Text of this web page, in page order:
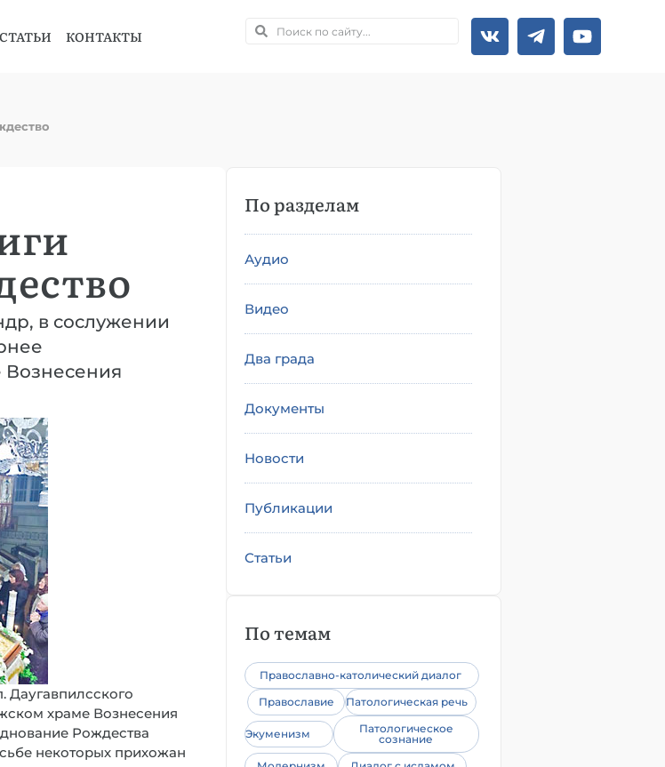
СТАТЬИ КОНТАКТЫ
в сослужении
Вознесения
Даугавпилсского
храме Вознесения
Рождества
некоторых прихожан
По разделам
Аудио
Видео
Два града
Документы
Новости
Публикации
Статьи
По темам
Православно-католический диалог
Православие
Патологическая речь
Экуменизм
Патологическое
сознание